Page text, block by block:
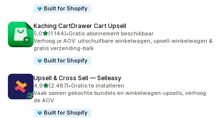
Built for Shopify
Kaching CartDrawer Cart Upsell
5,0van 5 sterren
(1.144)
1144 recensies in totaal
•Gratis abonnement beschikbaar
Verhoog je AOV: uitschuifbare winkelwagen, upsell-winkelwagen &
gratis verzending-balk
Built for Shopify
Upsell & Cross Sell — Selleasy
4,9van 5 sterren
(2.487)
2487 recensies in totaal
•Gratis te installeren
Vaak samen gekochte bundels en winkelwagen-upsells, verhoog
de AOV
Built for Shopify